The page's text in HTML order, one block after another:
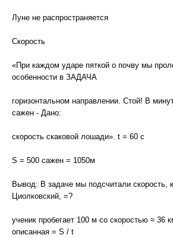
Луне не распространяется
Скорость
«При каждом ударе пяткой о почву мы
особенности в ЗАДАЧА
горизонтальном направлении. Стой! В
сажен - Дано:
скорость скаковой лошади». t = 60 c
S = 500 сажен = 1050м
Вывод: В задаче мы подсчитали скорость,
Циолковский, =?
ученик пробегает 100 м со скоростью ≈ 36
описанная = S / t